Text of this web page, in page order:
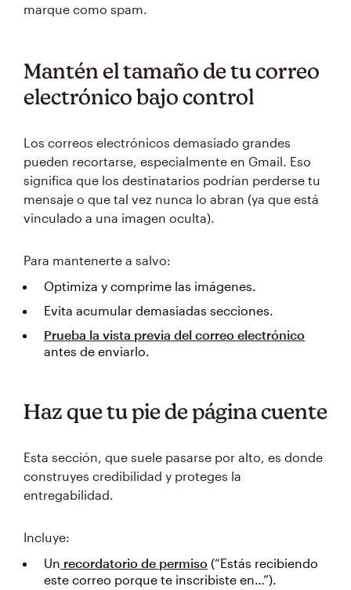
marque como spam.
Mantén el tamaño de tu correo
electrónico bajo control
Los correos electrónicos demasiado grandes
pueden recortarse, especialmente en Gmail. Eso
significa que los destinatarios podrían perderse tu
mensaje o que tal vez nunca lo abran (ya que está
vinculado a una imagen oculta).
Para mantenerte a salvo:
Optimiza y comprime las imágenes.
Evita acumular demasiadas secciones.
Prueba la vista previa del correo electrónico
antes de enviarlo.
Haz que tu pie de página cuente
Esta sección, que suele pasarse por alto, es donde
construyes credibilidad y proteges la
entregabilidad.
Incluye:
Un recordatorio de permiso (“Estás recibiendo
este correo porque te inscribiste en…”).